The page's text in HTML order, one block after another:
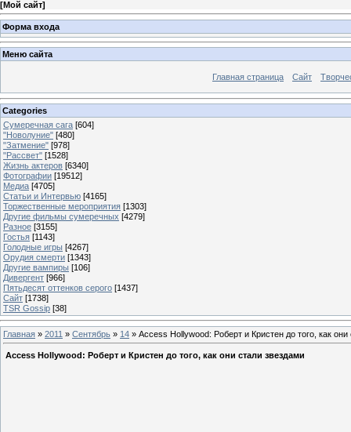
[Мой сайт]
Форма входа
Меню сайта
Главная страница Сайт
Categories
Сумеречная сага [604]
"Новолуние" [480]
"Затмение" [978]
"Рассвет" [1528]
Жизнь актеров [6340]
Фотографии [19512]
Медиа [4705]
Статьи и Интервью [4165]
Торжественные мероприятия [1303]
Другие фильмы сумеречных [4279]
Разное [3155]
Гостья [1143]
Голодные игры [4267]
Орудия смерти [1343]
Другие вампиры [106]
Дивергент [966]
Пятьдесят оттенков серого [1437]
Сайт [1738]
TSR Gossip [38]
Главная » 2011 » Сентябрь » 14 » Access Hollywood: Роберт и Кристен до того, как они
Access Hollywood: Роберт и Кристен до того, как они стали звездами